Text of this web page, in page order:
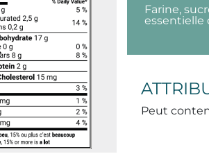
Farine,
essentielle
Peut